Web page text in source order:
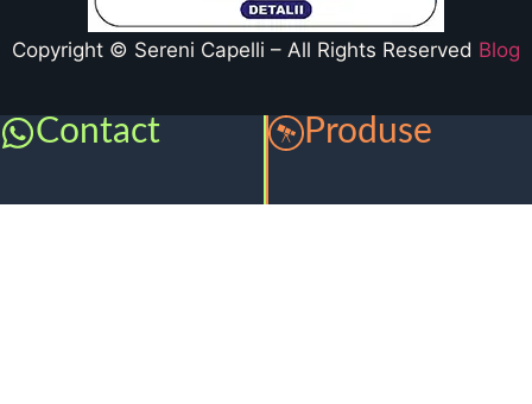
Copyright © Sereni Capelli – All Rights Reserved Blog
Contact Produse